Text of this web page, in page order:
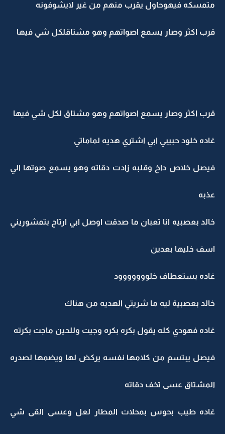
متمسكه فيهوحاول يقرب منهم من غير لايشوفونه
قرب اكثر وصار يسمع اصواتهم وهو مشتاقلكل شي فيها
قرب اكثر وصار يسمع اصواتهم وهو مشتاق لكل شي فيها
غاده خلود حبيبي ابي اشتري هديه لماماتي
فيصل خلاص داخ وقلبه زادت دقاته وهو يسمع صوتها الي
عذبه
خالد بعصبيه انا تعبان ما صدقت اوصل ابي ارتاح بتمشوريني
اسف خليها بعدين
غاده بستعطاف خلووووووود
خالد بعصبية ليه ما شريتي الهديه من هناك
غاده فهودي كله يقول بكره بكره وجيت وللحين ماجت بكرته
فيصل يبتسم من كلامها نفسه يركض لها ويضمها لصدره
المشتاق عسى تخف دقاته
غاده طيب بحوس بمحلات المطار لعل وعسى القى شي